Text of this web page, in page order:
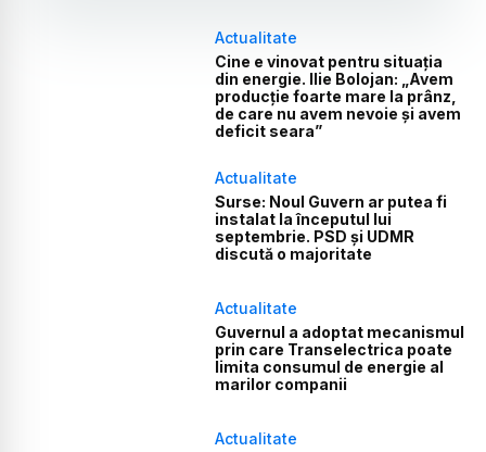
Actualitate
Cine e vinovat pentru situația
din energie. Ilie Bolojan: „Avem
producție foarte mare la prânz,
de care nu avem nevoie și avem
deficit seara”
Actualitate
Surse: Noul Guvern ar putea fi
instalat la începutul lui
septembrie. PSD și UDMR
discută o majoritate
Actualitate
Guvernul a adoptat mecanismul
prin care Transelectrica poate
limita consumul de energie al
marilor companii
Actualitate